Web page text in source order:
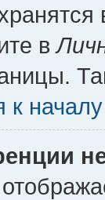
в
к началу